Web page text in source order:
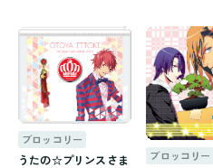
ブロッコリー
うたの☆プリンスさま
ブロッコリー